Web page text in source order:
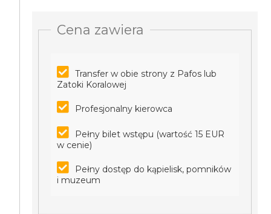
Cena zawiera
Transfer w obie strony z Pafos lub
Zatoki Koralowej
Profesjonalny kierowca
Pełny bilet wstępu (wartość 15 EUR
w cenie)
Pełny dostęp do kąpielisk, pomników
i muzeum